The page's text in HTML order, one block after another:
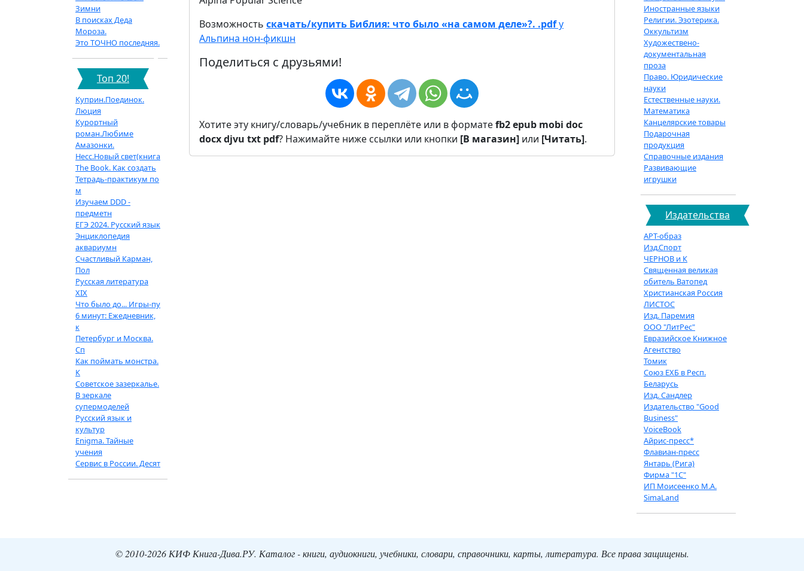
Зимни
В поисках Деда
Мороза.
Это ТОЧНО последняя.
Топ 20!
Куприн.Поединок.
Люция
Курортный
роман.Любиме
Амазонки.
Несс.Новый свет(книга
The Book. Как создать
Тетрадь-практикум по
м
Изучаем DDD -
предметн
ЕГЭ 2024. Русский язык
Энциклопедия
аквариумн
Счастливый Карман,
Пол
Русская литература
XIX
Что было до... Игры-пу
6 минут: Ежедневник,
к
Петербург и Москва.
Сп
Как поймать монстра.
К
Советское зазеркалье.
В зеркале
супермоделей
Русский язык и
культур
Enigma. Тайные
учения
Сервис в России. Десят
Возможность скачать/купить Библия: что было «на самом деле»?. .pdfу
Альпина нон-фикшн
Поделиться с друзьями!
Хотите эту книгу/словарь/учебник в переплёте или в форматеfb2epub mobi doc
docxdjvu txt pdf? Нажимайте ниже ссылки или кнопки [В магазин] или [Читать].
Иностранные языки
Религии. Эзотерика.
Оккультизм
Художествено-
документальная
проза
Право. Юридические
науки
Естественные науки.
Математика
Канцелярские товары
Подарочная
продукция
Справочные издания
Развивающие
игрушки
Издательства
АРТ-образ
Изд.Спорт
ЧЕРНОВ и К
Священная великая
обитель Ватопед
Христианская Россия
ЛИСТОС
Изд. Паремия
ООО "ЛитРес"
Евразийское Книжное
Агентство
Томик
Союз ЕХБ в Респ.
Беларусь
Изд. Сандлер
Издательство "Good
Business"
VoiceBook
Айрис-пресс*
Флавиан-пресс
Янтарь (Рига)
Фирма "1С"
ИП Моисеенко М.А.
SimaLand
© 2010-2026 КИФ Книга-Дива.РУ. Каталог - книги, аудиокниги, учебники, словари, справочники, карты, литература. Все права защищены.